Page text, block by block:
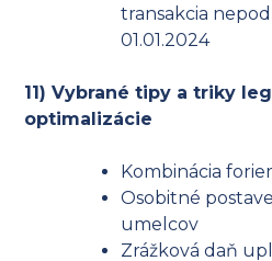
transakcia
01.01.2024
11) Vybrané tipy a triky
optimalizácie
Kombinácia
Osobitné
umelcov
Zrážková daň